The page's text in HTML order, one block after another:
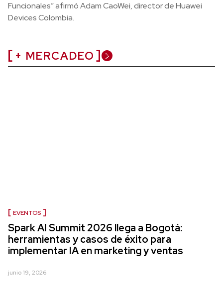
Funcionales” afirmó Adam CaoWei, director de Huawei
Devices Colombia.
+ MERCADEO
EVENTOS
Spark AI Summit 2026 llega a Bogotá:
herramientas y casos de éxito para
implementar IA en marketing y ventas
junio 19, 2026